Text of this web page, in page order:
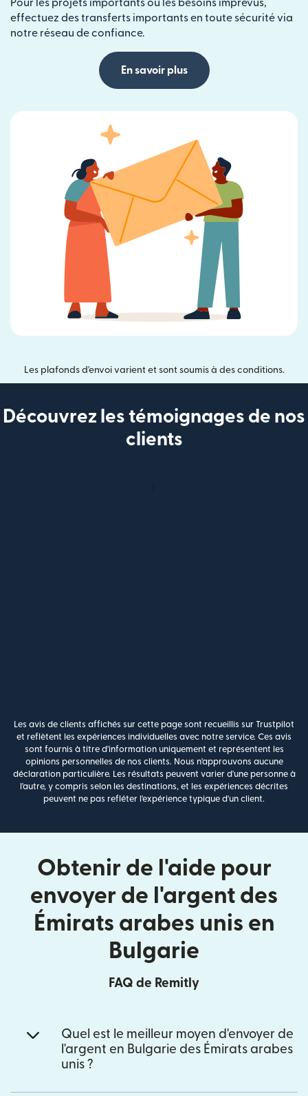
Pour les projets importants ou les besoins imprévus,
effectuez des transferts importants en toute sécurité via
notre réseau de confiance.
En savoir plus
Les plafonds d'envoi varient et sont soumis à des conditions.
Découvrez les témoignages de nos
clients
Les avis de clients affichés sur cette page sont recueillis sur Trustpilot
et reflètent les expériences individuelles avec notre service. Ces avis
sont fournis à titre d'information uniquement et représentent les
opinions personnelles de nos clients. Nous n'approuvons aucune
déclaration particulière. Les résultats peuvent varier d'une personne à
l'autre, y compris selon les destinations, et les expériences décrites
peuvent ne pas refléter l'expérience typique d'un client.
Obtenir de l'aide pour
envoyer de l'argent des
Émirats arabes unis en
Bulgarie
FAQ de Remitly
Quel est le meilleur moyen d'envoyer de
l'argent en Bulgarie des Émirats arabes
unis ?